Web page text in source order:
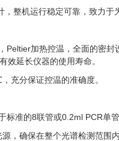
整机运行稳定可靠，致力于
加热控温，全面的密封
效延长仪器的使用寿命。
充分保证控温的准确度。
标准的8联管或0.2ml PCR单管
，确保在整个光谱检测范围